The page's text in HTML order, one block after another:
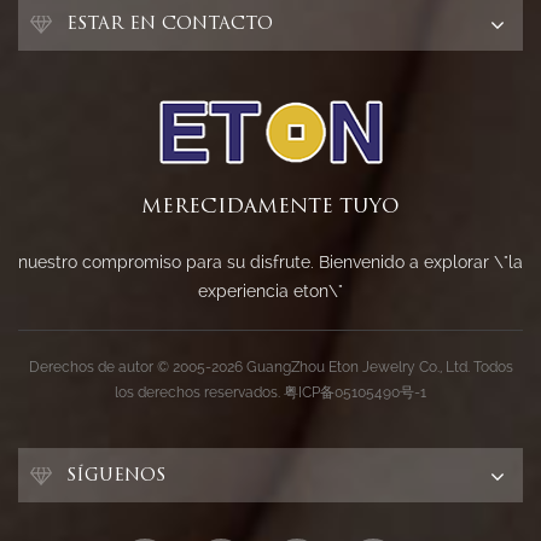
ESTAR EN CONTACTO
MERECIDAMENTE TUYO
nuestro compromiso para su disfrute. Bienvenido a explorar \"la
experiencia eton\"
Derechos de autor © 2005-2026 GuangZhou Eton Jewelry Co., Ltd. Todos
los derechos reservados. 粤ICP备05105490号-1
SÍGUENOS